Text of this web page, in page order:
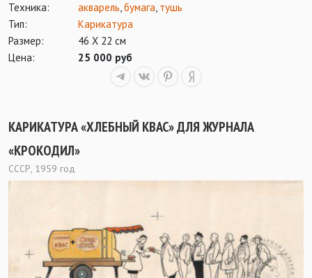
Техника:
акварель,бумага, тушь
Тип:
Карикатура
Размер:
46 Х 22 см
Цена:
25 000 руб
КАРИКАТУРА «ХЛЕБНЫЙ КВАС» ДЛЯ ЖУРНАЛА
«КРОКОДИЛ»
СССР, 1959 год